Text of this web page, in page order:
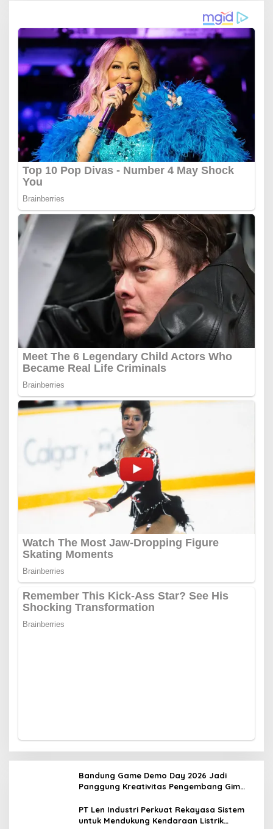
Bandung Game Demo Day 2026 Jadi
Panggung Kreativitas Pengembang Gim
PT Len Industri Perkuat Rekayasa Sistem
untuk Mendukung Kendaraan Listrik